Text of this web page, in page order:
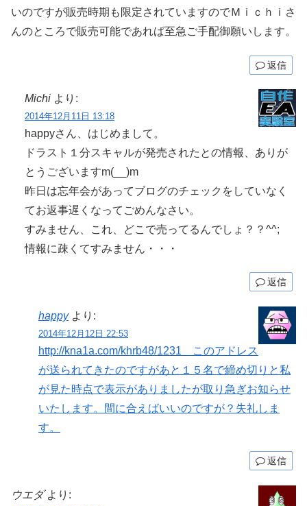
いのですが販売時期も限定されていますのでＭｉｃｈｉさ
んのところで販売可能であれば至急ご手配御願いします。
返信
Michi より:
2014年12月11日 13:18
happyさん、はじめまして。
ドラスト１分スキャルが発売されたとの情報、ありが
とうございますm(__)m
昨日は忘年会があってブログのチェックをしていなく
てお返事遅くなってごめんなさい。
すみません、これ、どこで売ってるんでしょ？？^^;
情報に疎くてすみません・・・
返信
happy より:
2014年12月12日 22:53
http://kna1a.com/khrb48/1231 このアドレス
が送られてきたのですがあと１５名で締め切りと私
が見た時点で表示がありましたが取り急ぎお知らせ
いたします。間に合えばいいのですが？失礼しま
す。
返信
ウエダ より: